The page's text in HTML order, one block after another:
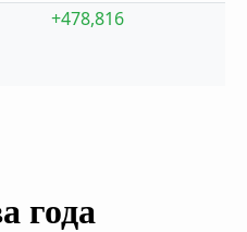
+478,816
года